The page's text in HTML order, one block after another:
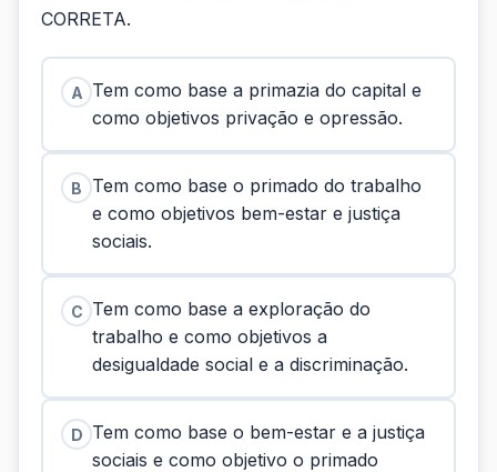
CORRETA.
A Tem como base a primazia do capital e
como objetivos privação e opressão.
B
Tem como base o primado do trabalho
e como objetivos bem-estar e justiça
sociais.
C Tem como base a exploração do
trabalho e como objetivos a
desigualdade social e a discriminação.
D Tem como base o bem-estar e a justiça
sociais e como objetivo o primado